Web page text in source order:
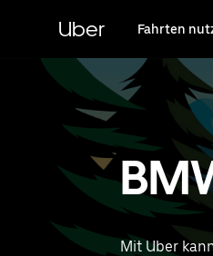
HauptinhaltUber Fahrten
Mit Uber